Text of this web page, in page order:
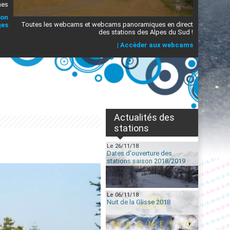
Toutes les webcams et webcams panoramiques en direct
des stations des Alpes du Sud !
| Accèder aux webcams
Actualités des
stations
Le 26/11/18
Dates d'ouverture des
stations saison 2018/2019
Le 06/11/18
Nuit de la Glisse 2018